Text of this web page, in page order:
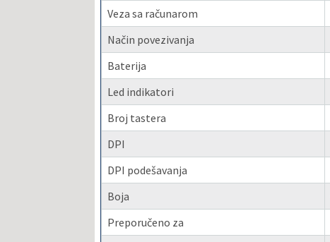
Veza sa računarom
Način povezivanja
Baterija
Led indikatori
Broj tastera
DPI
DPI podešavanja
Boja
Preporučeno za